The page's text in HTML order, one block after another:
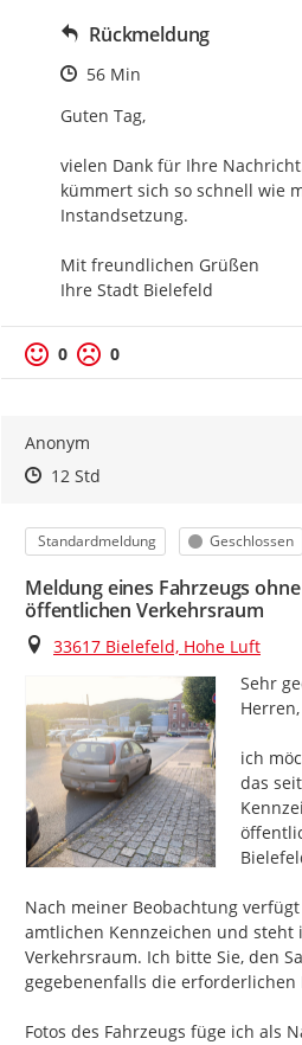
Rückmeldung
Zeitpunkt des Erstellens
56 Min
Guten Tag,
vielen Dank für Ihre
kümmert sich so schnell wie
Instandsetzung.
Mit freundlichen Grüßen
Ihre Stadt Bielefeld
0 0
Anonym
Zeitpunkt des Erstellens
Zeitpunkt des Erstellens
12 StdZur Äußerung
Kategorie
Standardmeldung Status
Geschlossen
Meldung eines Fahrzeugs
öffentlichen Verkehrsraum
Ort
33617 Bielefeld, Hohe Luft
Sehr
Herren,
ich
das
Nach meiner Beobachtung
amtlichen Kennzeichen und steht
Verkehrsraum. Ich bitte Sie, den
gegebenenfalls die
Fotos des Fahrzeugs füge ich als